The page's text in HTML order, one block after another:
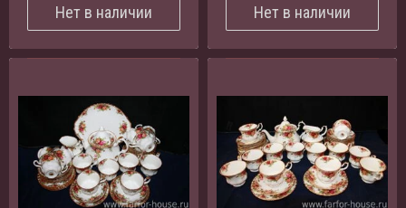
Нет в наличии Нет в наличии